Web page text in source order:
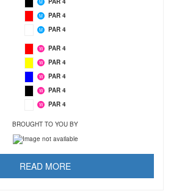
M
M PAR 4
M PAR 4
W PAR 4
W PAR 4
W PAR 4
W PAR 4
W PAR 4
BROUGHT TO YOU BY
READ MORE